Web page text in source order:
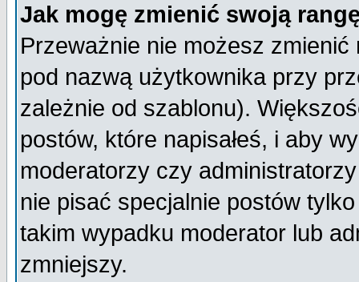
Jak mogę zmienić swoją
Przeważnie nie możesz
pod nazwą użytkownika przy
zależnie od szablonu).
postów, które napisałeś, i aby
moderatorzy czy
nie pisać specjalnie postów
takim wypadku moderator lub
zmniejszy.